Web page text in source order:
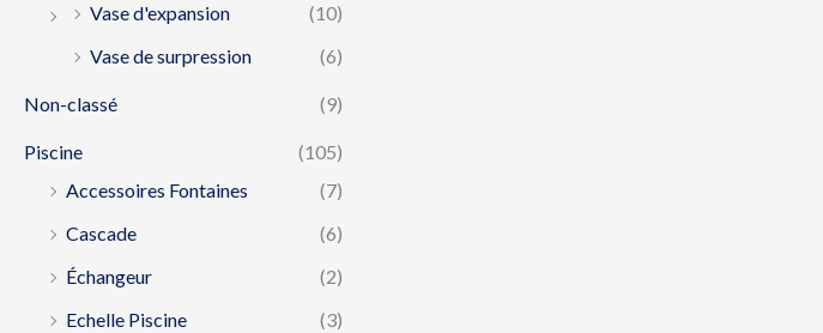
Vase d'expansion
(10)
Vase de surpression
(6)
Non-classé (9)
Piscine
(105)
Accessoires Fontaines
(7)
Cascade
(6)
Échangeur
(2)
Echelle Piscine
(3)